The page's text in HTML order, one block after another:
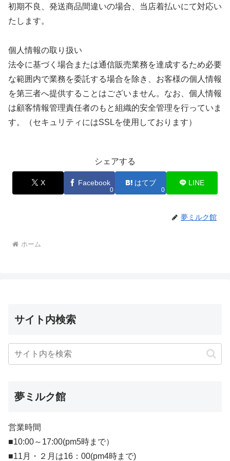
初期不良、発送商品間違いの場合、当店着払いにて対応い
たします。
個人情報の取り扱い
法令に基づく場合または通信販売業務を達成するため必要
な範囲内で業務を委託する場合を除き、お客様の個人情報
を第三者へ提供することはございません。なお、個人情報
は顧客情報管理責任者のもと組織的安全管理を行っていま
す。（セキュリティにはSSLを使用しております）
シェアする
X Facebook
0
はてブ
0
LINE
夢ミルク館
ホーム
サイト内検索
夢ミルク館
営業時間
■10:00～17:00(pm5時まで）
■11月・２月は16：00(pm4時まで)